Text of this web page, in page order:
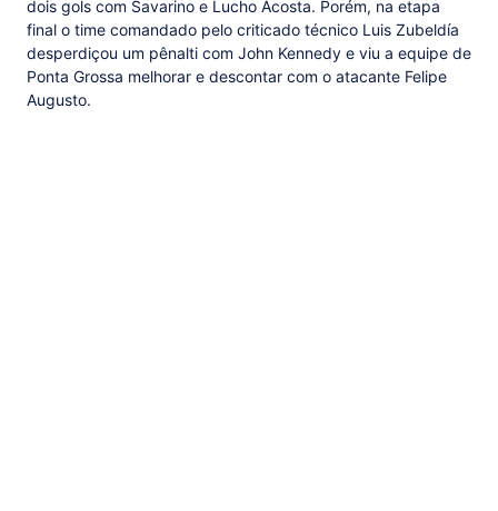
dois gols com Savarino e Lucho Acosta. Porém, na etapa
final o time comandado pelo criticado técnico Luis Zubeldía
desperdiçou um pênalti com John Kennedy e viu a equipe de
Ponta Grossa melhorar e descontar com o atacante Felipe
Augusto.